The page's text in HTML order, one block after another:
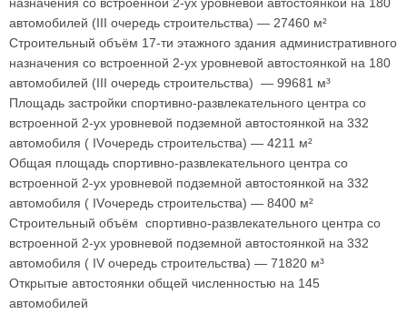
автомобилей (III очередь строительства) — 27460 м²
Строительный объём 17-ти этажного здания административного
назначения со встроенной 2-ух уровневой автостоянкой на 180
автомобилей (III очередь строительства) — 99681 м³
Площадь застройки спортивно-развлекательного центра со
встроенной 2-ух уровневой подземной автостоянкой на 332
автомобиля ( IVочередь строительства) — 4211 м²
Общая площадь спортивно-развлекательного центра со
встроенной 2-ух уровневой подземной автостоянкой на 332
автомобиля ( IVочередь строительства) — 8400 м²
Строительный объём спортивно-развлекательного центра со
встроенной 2-ух уровневой подземной автостоянкой на 332
автомобиля ( IV очередь строительства) — 71820 м³
Открытые автостоянки общей численностью на 145
автомобилей